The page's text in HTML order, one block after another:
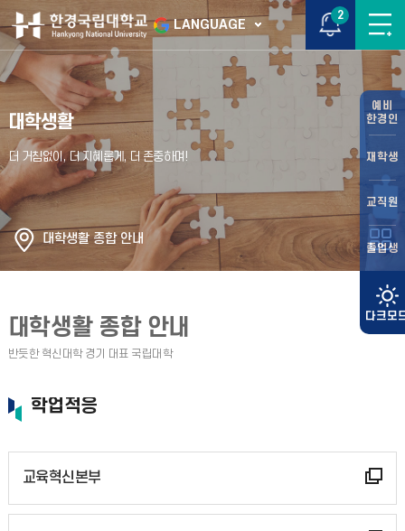
LANGUAGE
2
예비
한경인
재학생
교직원
졸업생
대학생활
대학생활 종합 안내
대학생활 종합 안내
학업적응
교육혁신본부